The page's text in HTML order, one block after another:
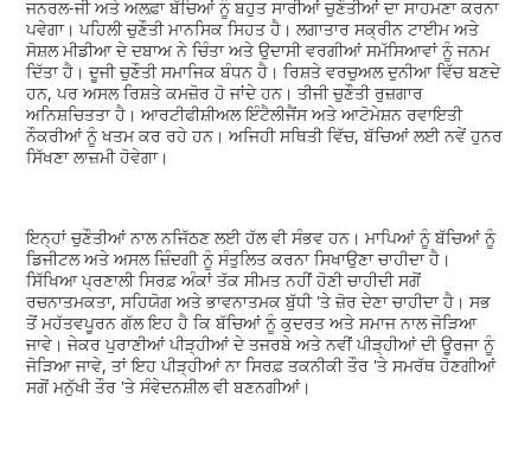
ਜਨਰਲ-ਜੀ ਅਤੇ ਅਲਫ਼ਾ ਬੱਚਿਆਂ ਨੂੰ ਬਹੁਤ ਸਾਰੀਆਂ ਚੁਣੌਤੀਆਂ ਦਾ ਸਾਹਮਣਾ ਕਰਨਾ
ਪਵੇਗਾ। ਪਹਿਲੀ ਚੁਣੌਤੀ ਮਾਨਸਿਕ ਸਿਹਤ ਹੈ। ਲਗਾਤਾਰ ਸਕ੍ਰੀਨ ਟਾਈਮ ਅਤੇ
ਸੋਸ਼ਲ ਮੀਡੀਆ ਦੇ ਦਬਾਅ ਨੇ ਚਿੰਤਾ ਅਤੇ ਉਦਾਸੀ ਵਰਗੀਆਂ ਸਮੱਸਿਆਵਾਂ ਨੂੰ ਜਨਮ
ਦਿੱਤਾ ਹੈ। ਦੂਜੀ ਚੁਣੌਤੀ ਸਮਾਜਿਕ ਬੰਧਨ ਹੈ। ਰਿਸ਼ਤੇ ਵਰਚੁਅਲ ਦੁਨੀਆ ਵਿੱਚ ਬਣਦੇ
ਹਨ, ਪਰ ਅਸਲ ਰਿਸ਼ਤੇ ਕਮਜ਼ੋਰ ਹੋ ਜਾਂਦੇ ਹਨ। ਤੀਜੀ ਚੁਣੌਤੀ ਰੁਜ਼ਗਾਰ
ਅਨਿਸ਼ਚਿਤਤਾ ਹੈ। ਆਰਟੀਫੀਸ਼ੀਅਲ ਇੰਟੈਲੀਜੈਂਸ ਅਤੇ ਆਟੋਮੇਸ਼ਨ ਰਵਾਇਤੀ
ਨੌਕਰੀਆਂ ਨੂੰ ਖਤਮ ਕਰ ਰਹੇ ਹਨ। ਅਜਿਹੀ ਸਥਿਤੀ ਵਿੱਚ, ਬੱਚਿਆਂ ਲਈ ਨਵੇਂ ਹੁਨਰ
ਸਿੱਖਣਾ ਲਾਜ਼ਮੀ ਹੋਵੇਗਾ।
ਇਨ੍ਹਾਂ ਚੁਣੌਤੀਆਂ ਨਾਲ ਨਜਿੱਠਣ ਲਈ ਹੱਲ ਵੀ ਸੰਭਵ ਹਨ। ਮਾਪਿਆਂ ਨੂੰ ਬੱਚਿਆਂ ਨੂੰ
ਡਿਜੀਟਲ ਅਤੇ ਅਸਲ ਜ਼ਿੰਦਗੀ ਨੂੰ ਸੰਤੁਲਿਤ ਕਰਨਾ ਸਿਖਾਉਣਾ ਚਾਹੀਦਾ ਹੈ।
ਸਿੱਖਿਆ ਪ੍ਰਣਾਲੀ ਸਿਰਫ਼ ਅੰਕਾਂ ਤੱਕ ਸੀਮਤ ਨਹੀਂ ਹੋਣੀ ਚਾਹੀਦੀ ਸਗੋਂ
ਰਚਨਾਤਮਕਤਾ, ਸਹਿਯੋਗ ਅਤੇ ਭਾਵਨਾਤਮਕ ਬੁੱਧੀ 'ਤੇ ਜ਼ੋਰ ਦੇਣਾ ਚਾਹੀਦਾ ਹੈ। ਸਭ
ਤੋਂ ਮਹੱਤਵਪੂਰਨ ਗੱਲ ਇਹ ਹੈ ਕਿ ਬੱਚਿਆਂ ਨੂੰ ਕੁਦਰਤ ਅਤੇ ਸਮਾਜ ਨਾਲ ਜੋੜਿਆ
ਜਾਵੇ। ਜੇਕਰ ਪੁਰਾਣੀਆਂ ਪੀੜ੍ਹੀਆਂ ਦੇ ਤਜਰਬੇ ਅਤੇ ਨਵੀਂ ਪੀੜ੍ਹੀਆਂ ਦੀ ਊਰਜਾ ਨੂੰ
ਜੋੜਿਆ ਜਾਵੇ, ਤਾਂ ਇਹ ਪੀੜ੍ਹੀਆਂ ਨਾ ਸਿਰਫ਼ ਤਕਨੀਕੀ ਤੌਰ 'ਤੇ ਸਮਰੱਥ ਹੋਣਗੀਆਂ
ਸਗੋਂ ਮਨੁੱਖੀ ਤੌਰ 'ਤੇ ਸੰਵੇਦਨਸ਼ੀਲ ਵੀ ਬਣਨਗੀਆਂ।